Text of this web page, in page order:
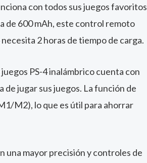
con todos sus juegos favoritos
de 600 mAh, este control remoto
2 horas de tiempo de carga.
PS-4 inalámbrico cuenta con
jugar sus juegos. La función de
M2), lo que es útil para ahorrar
una mayor precisión y controles de